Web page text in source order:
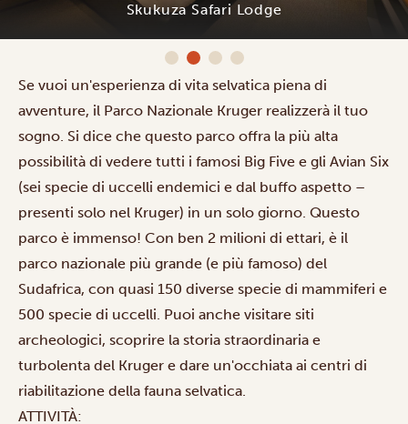
Skukuza Safari Lodge
Se vuoi un'esperienza di vita selvatica piena di
avventure, il Parco Nazionale Kruger realizzerà il tuo
sogno. Si dice che questo parco offra la più alta
possibilità di vedere tutti i famosi Big Five e gli Avian Six
(sei specie di uccelli endemici e dal buffo aspetto –
presenti solo nel Kruger) in un solo giorno. Questo
parco è immenso! Con ben 2 milioni di ettari, è il
parco nazionale più grande (e più famoso) del
Sudafrica, con quasi 150 diverse specie di mammiferi e
500 specie di uccelli. Puoi anche visitare siti
archeologici, scoprire la storia straordinaria e
turbolenta del Kruger e dare un'occhiata ai centri di
riabilitazione della fauna selvatica.
ATTIVITÀ: